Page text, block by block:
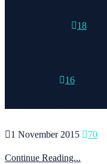
18
16
1 November 2015 70
Continue Reading...